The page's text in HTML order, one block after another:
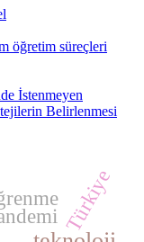
öğretim süreçleri
İstenmeyen
Belirlenmesi
Türkiye